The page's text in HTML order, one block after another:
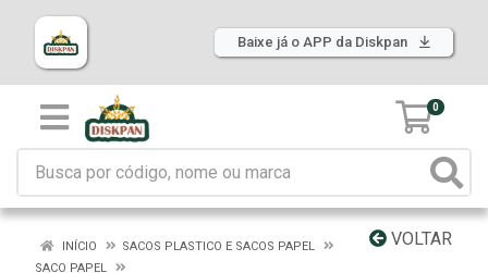
Baixe já o APP da Diskpan
0
VOLTAR
INÍCIO
SACOS PLASTICO E SACOS PAPEL
SACO PAPEL